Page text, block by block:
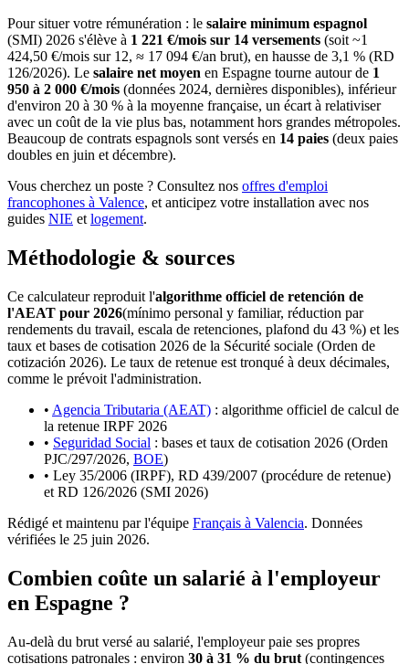
Pour situer votre rémunération : le salaire minimum espagnol
(SMI) 2026 s'élève à 1 221 €/mois sur 14 versements (soit ~1
424,50 €/mois sur 12, ≈ 17 094 €/an brut), en hausse de 3,1 % (RD
126/2026). Le salaire net moyen en Espagne tourne autour de 1
950 à 2 000 €/mois (données 2024, dernières disponibles), inférieur
d'environ 20 à 30 % à la moyenne française, un écart à relativiser
avec un coût de la vie plus bas, notamment hors grandes métropoles.
Beaucoup de contrats espagnols sont versés en 14 paies (deux paies
doubles en juin et décembre).
Vous cherchez un poste ? Consultez nos offres d'emploi
francophones à Valence, et anticipez votre installation avec nos
guides NIE et logement.
Méthodologie & sources
Ce calculateur reproduit l'algorithme officiel de retención de
l'AEAT pour 2026(mínimo personal y familiar, réduction par
rendements du travail, escala de retenciones, plafond du 43 %) et les
taux et bases de cotisation 2026 de la Sécurité sociale (Orden de
cotización 2026). Le taux de retenue est tronqué à deux décimales,
comme le prévoit l'administration.
• Agencia Tributaria (AEAT) : algorithme officiel de calcul de
la retenue IRPF 2026
• Seguridad Social : bases et taux de cotisation 2026 (Orden
PJC/297/2026, BOE)
• Ley 35/2006 (IRPF), RD 439/2007 (procédure de retenue)
et RD 126/2026 (SMI 2026)
Rédigé et maintenu par l'équipe Français à Valencia. Données
vérifiées le 25 juin 2026.
Combien coûte un salarié à l'employeur
en Espagne ?
Au-delà du brut versé au salarié, l'employeur paie ses propres
cotisations patronales : environ 30 à 31 % du brut (contingences